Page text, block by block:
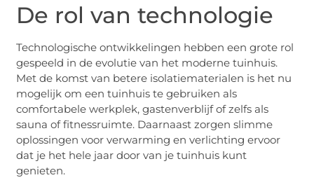
De rol van technologie
Technologische ontwikkelingen hebben een grote rol
gespeeld in de evolutie van het moderne tuinhuis.
Met de komst van betere isolatiematerialen is het nu
mogelijk om een tuinhuis te gebruiken als
comfortabele werkplek, gastenverblijf of zelfs als
sauna of fitnessruimte. Daarnaast zorgen slimme
oplossingen voor verwarming en verlichting ervoor
dat je het hele jaar door van je tuinhuis kunt
genieten.